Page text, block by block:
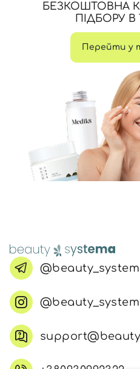
БЕЗКОШТОВНА
ПІДБОРУ В
Перейти у